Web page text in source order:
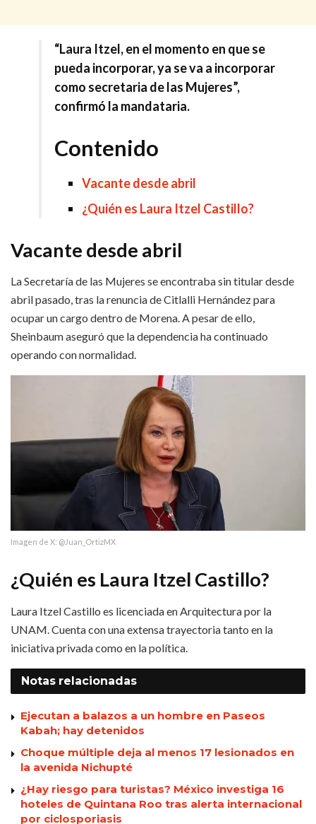
“Laura Itzel, en el momento en que se
pueda incorporar, ya se va a incorporar
como secretaria de las Mujeres”,
confirmó la mandataria.
Contenido
Vacante desde abril
¿Quién es Laura Itzel Castillo?
Vacante desde abril
La Secretaría de las Mujeres se encontraba sin titular desde
abril pasado, tras la renuncia de Citlalli Hernández para
ocupar un cargo dentro de Morena. A pesar de ello,
Sheinbaum aseguró que la dependencia ha continuado
operando con normalidad.
Imagen de X: @Juan_OrtizMX
¿Quién es Laura Itzel Castillo?
Laura Itzel Castillo es licenciada en Arquitectura por la
UNAM. Cuenta con una extensa trayectoria tanto en la
iniciativa privada como en la política.
Notas relacionadas
Ejecutan a balazos a un hombre en Paseos
Kabah; hay detenidos
Choque múltiple deja al menos 17 lesionados en
la avenida Nichupté
¿Hay riesgo para turistas? México investiga 16
hoteles de Quintana Roo tras alerta internacional
por ciclosporiasis